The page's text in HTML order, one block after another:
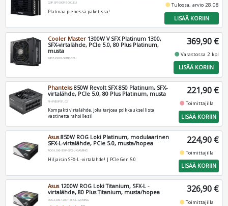
G9P.SP1000P.B000.EU
Platinaa pienessä paketissa!
fiber_manual_recordTulossa, arvio 28.08
LISÄÄ KORIIN
Cooler Master 1300W V SFX Platinum 1300,
SFX-virtalähde, PCIe 5.0, 80 Plus Platinum,
musta
MPZ-D001-SFBP-BEU
369,90 €
fiber_manual_recordVarastossa 2 kpl
LISÄÄ KORIIN
Phanteks850W Revolt SFX 850 Platinum, SFX-
virtalähde, PCIe 5.0, 80 Plus Platinum, musta
PH-P850PSF_02
Kompakti virtalähde, joka tarjoaa poikkeuksellista
vastinetta rahoillesi!
221,90 €
fiber_manual_recordToimittajilla
LISÄÄ KORIIN
Asus850W ROG Loki Platinum, modulaarinen
SFX-L-virtalähde, PCIe 5.0, musta/hopea
ROG-LOKI-850P-SFX-L-GAMING
Hiljaisin SFX-L -virtalähde! | PCIe Gen 5.0
224,90 €
fiber_manual_recordToimittajilla
LISÄÄ KORIIN
Asus1200W ROG Loki Titanium, SFX-L -
virtalähde, 80 Plus Titanium, musta/hopea
ROG-LOKI-1200T-SFX-L-GAMING
326,90 €
fiber_manual_recordToimittajilla